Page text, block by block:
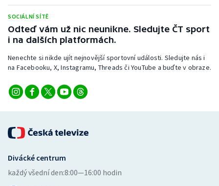
SOCIÁLNÍ SÍTĚ
Odteď vám už nic neunikne. Sledujte ČT sport
i na dalších platformách.
Nenechte si nikde ujít nejnovější sportovní události. Sledujte nás i
na Facebooku, X, Instagramu, Threads či YouTube a buďte v obraze.
Divácké centrum
každý všední den:8:00—16:00 hodin